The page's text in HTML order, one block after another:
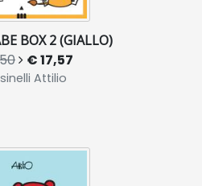
BOX 2 (GIALLO)
€ 17,57
Attilio